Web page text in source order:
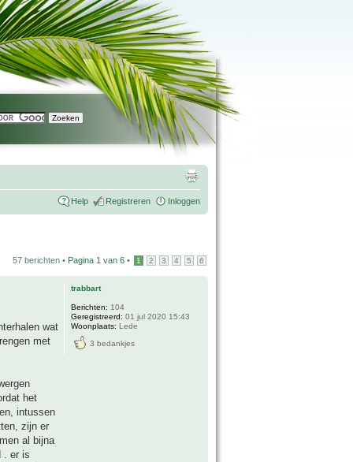
Help Registreren Inloggen
57 berichten • Pagina 1 van 6 • 1 2 3 4 5 6
wat
met
het
intussen
zijn er
al bijna
. er is
trabbart
Berichten: 104
Geregistreerd: 01 jul 2020 15:43
Woonplaats: Lede
3 bedankjes